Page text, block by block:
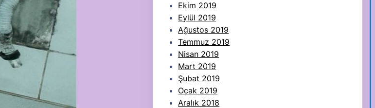
Ekim 2019
Eylül 2019
Ağustos 2019
Temmuz 2019
Nisan 2019
Mart 2019
Şubat 2019
Ocak 2019
Aralık 2018